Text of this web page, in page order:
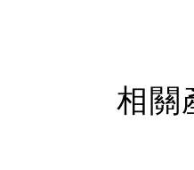
相關